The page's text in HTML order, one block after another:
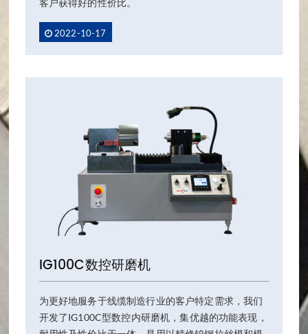
客户获得好的性价比。
2022-10-17
IG100C数控研磨机
为更好地服务于线缆制造行业的客户特定需求，我们
开发了IG100C型数控内研磨机，集优越的功能表现，